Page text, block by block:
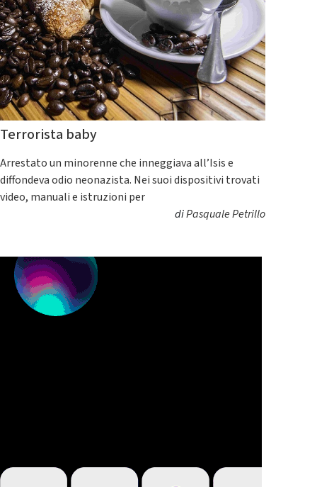
Terrorista baby
Arrestato un minorenne che inneggiava all’Isis e
diffondeva odio neonazista. Nei suoi dispositivi trovati
video, manuali e istruzioni per
diPasquale Petrillo